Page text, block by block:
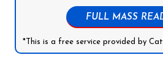
FULL MASS
*This is a free service provided by